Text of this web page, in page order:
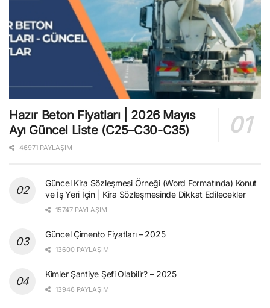
Hazır Beton Fiyatları | 2026 Mayıs
Ayı Güncel Liste (C25–C30-C35)
46971 PAYLAŞIM
Güncel Kira Sözleşmesi Örneği (Word Formatında) Konut
ve İş Yeri İçin | Kira Sözleşmesinde Dikkat Edilecekler
15747 PAYLAŞIM
Güncel Çimento Fiyatları – 2025
13600 PAYLAŞIM
Kimler Şantiye Şefi Olabilir? – 2025
13946 PAYLAŞIM